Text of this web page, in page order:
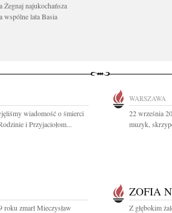
Żegnaj najukochańsza
wspólne lata Basia
wiadomość o śmierci
i Przyjaciołom...
WARSZAWA
22 września
muzyk,
zmarł Mieczysław
ZOFIA
Z głębokim